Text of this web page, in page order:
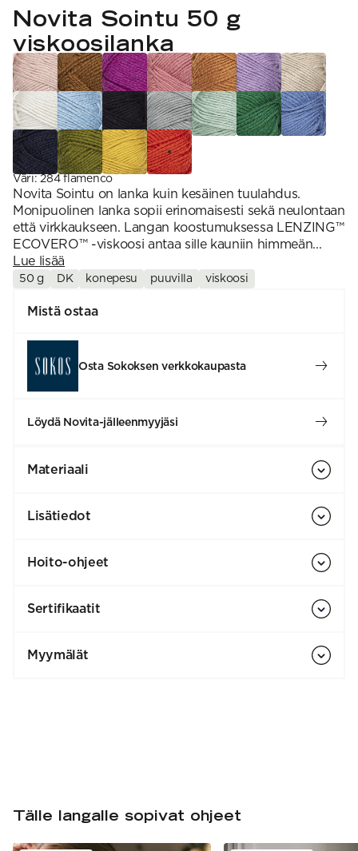
7 Veljestä
Nalle
Wonder Wool
Hehku
1 = ohuin, 7 = paksuin
1. Lace
2. 4-ply
3. Sport
4. DK
5. Aran
6. Chunky
7. Super Chunky
SESONGIN MALLISTOT
SS26 Kirsikka
Simberg & Hanna
Sumari
SS26 Hyvän olon
neuleet
SS26 Auringon
kosketus -
kesämallisto
SS26 Signature
Collection
INSPIROIDU
Yhteisö
Ajankohtaista
Tilaa uutiskirje
Kaikki artikkelit
Novita Sointu 50 g
viskoosilanka
Väri:284 flamenco
Novita Sointu on lanka kuin kesäinen tuulahdus.
Monipuolinen lanka sopii erinomaisesti sekä neulontaan
että virkkaukseen. Langan koostumuksessa LENZING™
ECOVERO™ -viskoosi antaa sille kauniin himmeän...
Lue lisää
50 g DK konepesu puuvilla viskoosi
Mistä ostaa
Osta Sokoksen verkkokaupasta
Löydä Novita-jälleenmyyjäsi
Materiaali
Lisätiedot
Hoito-ohjeet
Sertifikaatit
Myymälät
Tälle langalle sopivat ohjeet